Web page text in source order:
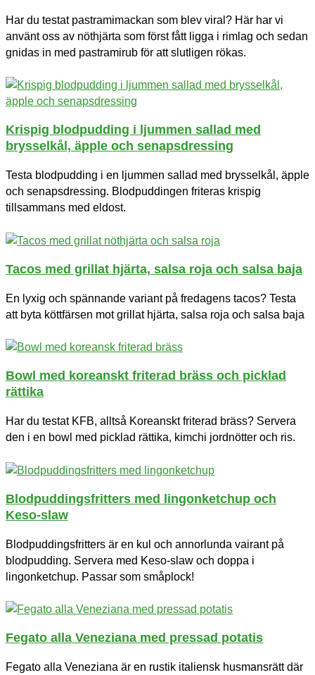
Har du testat pastramimackan som blev viral? Här har vi
använt oss av nöthjärta som först fått ligga i rimlag och sedan
gnidas in med pastramirub för att slutligen rökas.
Krispig blodpudding i ljummen sallad med
brysselkål, äpple och senapsdressing
Testa blodpudding i en ljummen sallad med brysselkål, äpple
och senapsdressing. Blodpuddingen friteras krispig
tillsammans med eldost.
Tacos med grillat hjärta, salsa roja och salsa baja
En lyxig och spännande variant på fredagens tacos? Testa
att byta köttfärsen mot grillat hjärta, salsa roja och salsa baja
Bowl med koreanskt friterad bräss och picklad
rättika
Har du testat KFB, alltså Koreanskt friterad bräss? Servera
den i en bowl med picklad rättika, kimchi jordnötter och ris.
Blodpuddingsfritters med lingonketchup och
Keso-slaw
Blodpuddingsfritters är en kul och annorlunda vairant på
blodpudding. Servera med Keso-slaw och doppa i
lingonketchup. Passar som småplock!
Fegato alla Veneziana med pressad potatis
Fegato alla Veneziana är en rustik italiensk husmansrätt där